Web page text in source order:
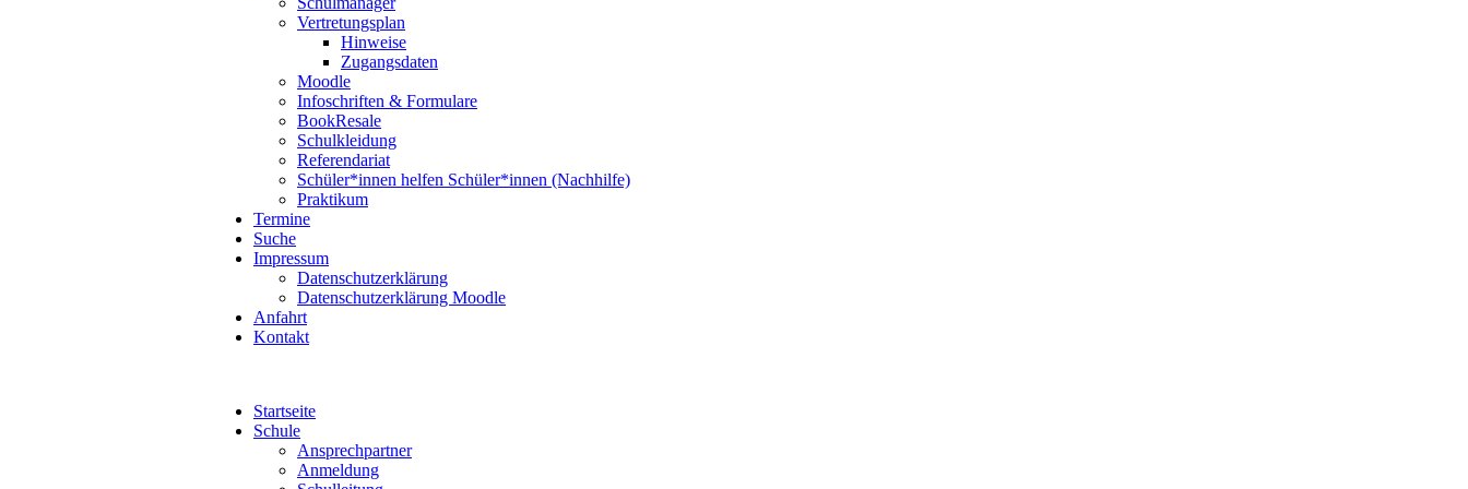
Vertretungsplan
Hinweise
Zugangsdaten
Moodle
Infoschriften & Formulare
BookResale
Schulkleidung
Referendariat
Schüler*innen helfen Schüler*innen (Nachhilfe)
Praktikum
Termine
Suche
Impressum
Datenschutzerklärung
Datenschutzerklärung Moodle
Anfahrt
Kontakt
Startseite
Schule
Ansprechpartner
Anmeldung